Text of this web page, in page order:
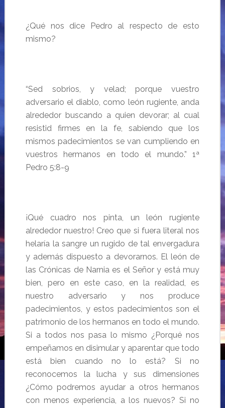
¿Qué nos dice Pedro al respecto de esto
mismo?
“Sed sobrios, y velad; porque vuestro
adversario el diablo, como león rugiente, anda
alrededor buscando a quien devorar; al cual
resistid firmes en la fe, sabiendo que los
mismos padecimientos se van cumpliendo en
vuestros hermanos en todo el mundo.” 1ª
Pedro 5:8-9
¡Qué cuadro nos pinta, un león rugiente
alrededor nuestro! Creo que si fuera literal nos
helaría la sangre un rugido de tal envergadura
y además dispuesto a devorarnos. El león de
las Crónicas de Narnia es el Señor y está muy
bien, pero en este caso, en la realidad, es
nuestro adversario y nos produce
padecimientos, y estos padecimientos son el
patrimonio de los hermanos en todo el mundo.
Si a todos nos pasa lo mismo ¿Porqué nos
empeñamos en disimular y aparentar que todo
está bien cuando no lo está? Si no
reconocemos la lucha y sus dimensiones
¿Cómo podremos ayudar a otros hermanos
con menos experiencia, a los nuevos? Si no